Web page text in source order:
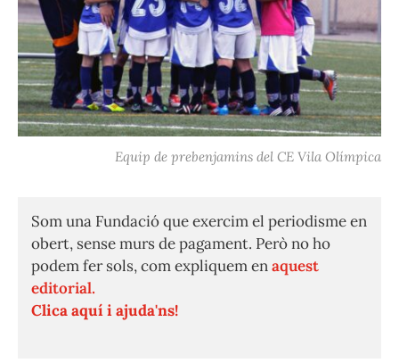
Equip de prebenjamins del CE Vila Olímpica
Som una Fundació que exercim el periodisme en
obert, sense murs de pagament. Però no ho
podem fer sols, com expliquem enaquest
editorial.
Clica aquí i ajuda'ns!